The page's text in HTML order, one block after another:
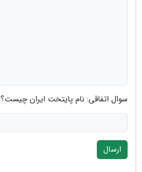
سوال اتفاقی: نام پایتخت ایران چیست؟
ارسال